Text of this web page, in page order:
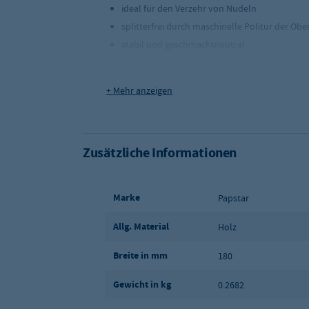
ideal für den Verzehr von Nudeln
splitterfrei durch maschinelle Politur der
Material: Birkenholz
+ Mehr anzeigen
Zusätzliche Informationen
Marke Papstar
Allg. Material Holz
Breite in mm 180
Gewicht in kg 0.2682